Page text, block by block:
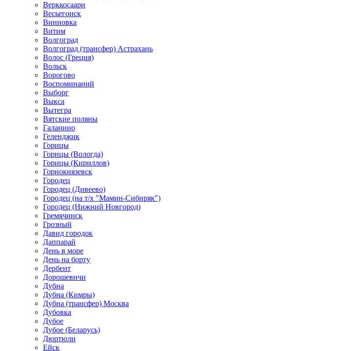
Верккосаари
Весьегонск
Винновка
Витим
Волгоград
Волгоград (трансфер) Астрахань
Волос (Греция)
Вольск
Ворогово
Воспоминаний
Выборг
Выкса
Вытегра
Вятские поляны
Галанино
Геленджик
Горицы
Горицы (Вологда)
Горицы (Кириллов)
Горнокнязевск
Городец
Городец (Дивеево)
Городец (на т/х "Мамин-Сибиряк")
Городец (Нижний Новгород)
Гремячинск
Грозный
Давид городок
Даппарай
День в море
День на борту
Дербент
Дорошевичи
Дубна
Дубна (Кимры)
Дубна (трансфер) Москва
Дубовка
Дубое
Дубое (Беларусь)
Дюртюли
Ейск